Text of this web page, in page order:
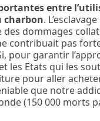
entre
charbon.
dommages
contribuait pas
pour garantir
les Etats qui les
pour aller
que notre
(150 000 morts